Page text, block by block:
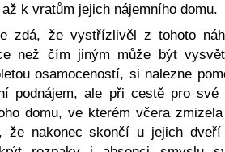
k vratům jejich nájemního domu.
zdá, že vystřízlivěl z tohoto
než čím jiným může být
osamoceností, si nalezne
podnájem, ale při cestě pro své
domu, ve kterém včera
že nakonec skončí u jejich